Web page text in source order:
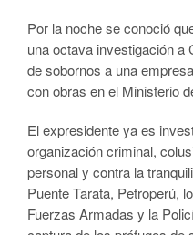
Por la noche se conoció
una octava investigación a
de sobornos a una
con obras en el Ministerio
El expresidente ya es
organización criminal,
personal y contra la
Puente Tarata, Petroperú,
Fuerzas Armadas y la